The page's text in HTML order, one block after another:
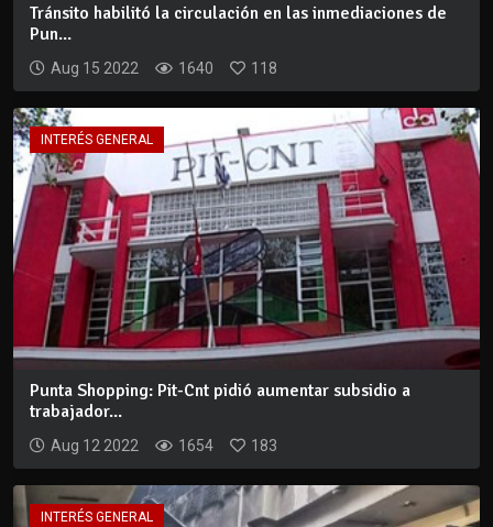
Tránsito habilitó la circulación en las inmediaciones de
Pun...
Aug 15 2022 1640 118
INTERÉS GENERAL
Punta Shopping: Pit-Cnt pidió aumentar subsidio a
trabajador...
Aug 12 2022 1654 183
INTERÉS GENERAL